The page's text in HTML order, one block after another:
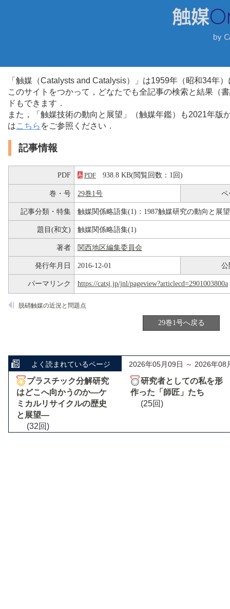
「触媒（Catalysts and Catalysis）」は1959年（昭和34年
このサイトをつかって，どなたでも全記事の検索と結果（
ドもできます．
また，「触媒技術の動向と展望」（触媒年鑑）も2021年
はこちら をご参照ください．
記事情報
PDF PDF 938.8 KB(閲覧回数：1回)
巻・号 29巻1号 ペ
記事分類・特集 触媒関係略語集(1)：1987触媒研究の動向と展望
題目(和文) 触媒関係略語集(1)
著者 関西地区編集委員会
発行年月日 2016-12-01 公
パーマリンク https://catsj.jp/jnl/pageview?articlecd=2901003800a
脱硝触媒の近況と問題点
29巻1号へ戻る
よく読まれているページ 2026年05月09日 ～ 2026年08
プラスチック分解研究
はどこへ向かうのか―ケ
ミカルリサイクルの歴史
と展望―
(32回)
研究者としての私を形
作った「師匠」たち
(25回)